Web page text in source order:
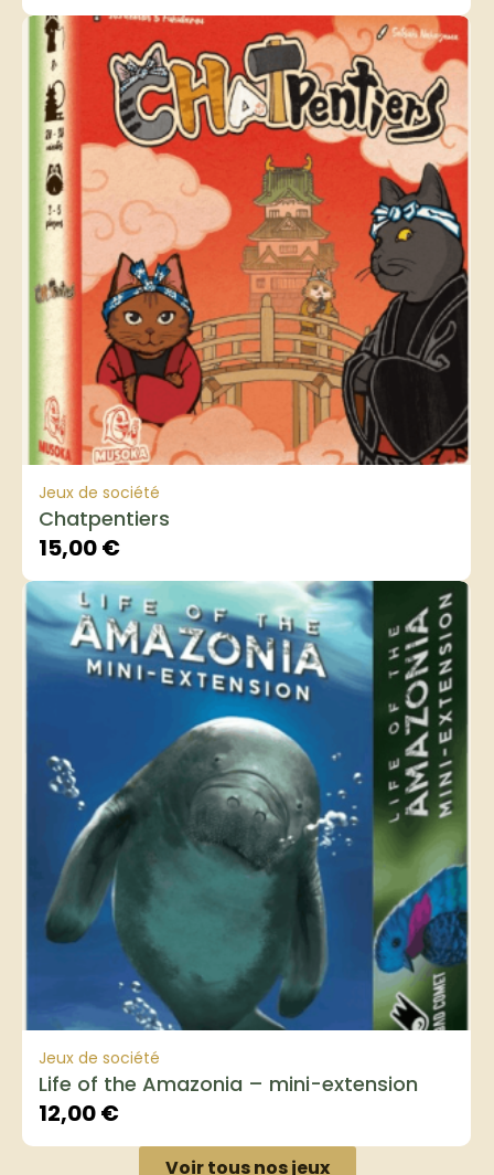
Jeux de société
Chatpentiers
15,00€
Jeux de société
Life of the Amazonia – mini-extension
12,00€
Voir tous nos jeux